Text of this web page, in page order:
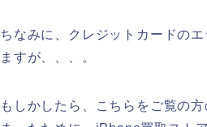
ちなみに、クレジットカードの
ますが、、、。
もしかしたら、こちらをご覧の